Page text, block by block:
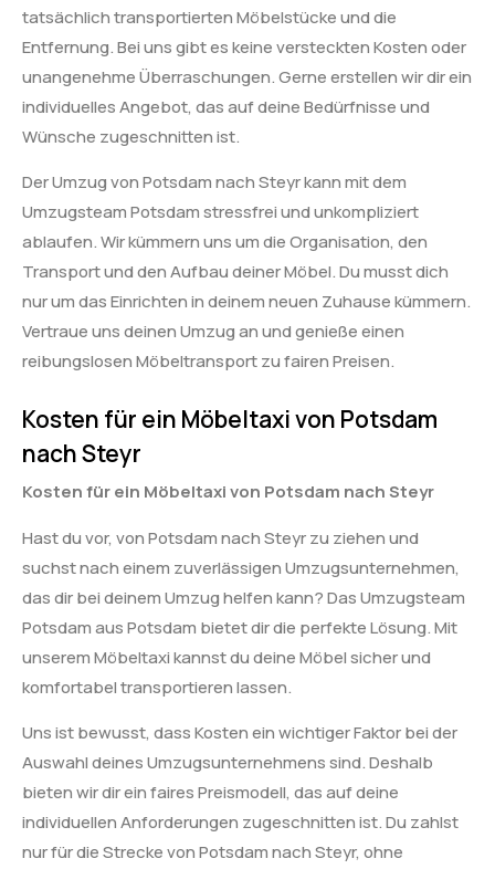
tatsächlich transportierten Möbelstücke und die
Entfernung. Bei uns gibt es keine versteckten Kosten oder
unangenehme Überraschungen. Gerne erstellen wir dir ein
individuelles Angebot, das auf deine Bedürfnisse und
Wünsche zugeschnitten ist.
Der Umzug von Potsdam nach Steyr kann mit dem
Umzugsteam Potsdam stressfrei und unkompliziert
ablaufen. Wir kümmern uns um die Organisation, den
Transport und den Aufbau deiner Möbel. Du musst dich
nur um das Einrichten in deinem neuen Zuhause kümmern.
Vertraue uns deinen Umzug an und genieße einen
reibungslosen Möbeltransport zu fairen Preisen.
Kosten für ein Möbeltaxi von Potsdam
nach Steyr
Kosten für ein Möbeltaxi von Potsdam nach Steyr
Hast du vor, von Potsdam nach Steyr zu ziehen und
suchst nach einem zuverlässigen Umzugsunternehmen,
das dir bei deinem Umzug helfen kann? Das Umzugsteam
Potsdam aus Potsdam bietet dir die perfekte Lösung. Mit
unserem Möbeltaxi kannst du deine Möbel sicher und
komfortabel transportieren lassen.
Uns ist bewusst, dass Kosten ein wichtiger Faktor bei der
Auswahl deines Umzugsunternehmens sind. Deshalb
bieten wir dir ein faires Preismodell, das auf deine
individuellen Anforderungen zugeschnitten ist. Du zahlst
nur für die Strecke von Potsdam nach Steyr, ohne